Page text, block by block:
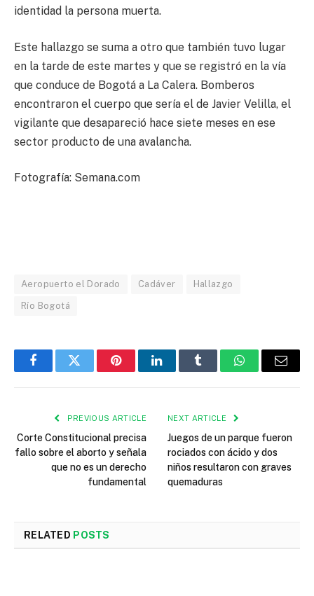
identidad la persona muerta.
Este hallazgo se suma a otro que también tuvo lugar
en la tarde de este martes y que se registró en la vía
que conduce de Bogotá a La Calera. Bomberos
encontraron el cuerpo que sería el de Javier Velilla, el
vigilante que desapareció hace siete meses en ese
sector producto de una avalancha.
Fotografía: Semana.com
Aeropuerto el Dorado Cadáver Hallazgo
Río Bogotá
FacebookTwitter PinterestLinkedInTumblr WhatsAppEmail
PREVIOUS ARTICLE
Corte Constitucional precisa
fallo sobre el aborto y señala
que no es un derecho
fundamental
NEXT ARTICLE
Juegos de un parque fueron
rociados con ácido y dos
niños resultaron con graves
quemaduras
RELATED POSTS